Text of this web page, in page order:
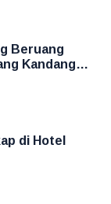
Beruang
Kandang
di Hotel